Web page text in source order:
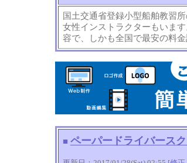
国土交通省登録小型船舶教習
女性インストラクターもいま
容で、しかも全国で最安の料
■ ペーパードライバース